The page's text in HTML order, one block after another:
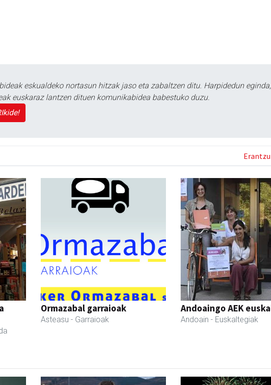
eskualdeko nortasun hitzak jaso eta zabaltzen ditu. Harpidedun eginda,
euskaraz lantzen dituen komunikabidea babestuko duzu.
Ormazabal garraioak
Asteasu - Garraioak
Andoaingo AEK
Andoain - Euskaltegiak